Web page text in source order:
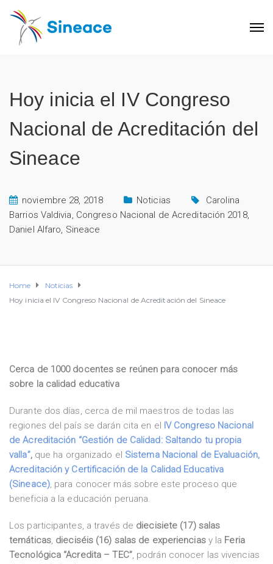
Hoy inicia el IV Congreso
Nacional de Acreditación del
Sineace
noviembre 28, 2018 Noticias
Carolina
Barrios Valdivia, Congreso Nacional de Acreditación 2018,
Daniel Alfaro, Sineace
Home
Noticias
Hoy inicia el IV Congreso Nacional de Acreditación del Sineace
Cerca de 1000 docentes se reúnen para conocer más
sobre la calidad educativa
Durante dos días, cerca de mil maestros de todas las
regiones del país se darán cita en el IV Congreso Nacional
de Acreditación “Gestión de Calidad: Saltando tu propia
valla”, que ha organizado el Sistema Nacional de Evaluación,
Acreditación y Certificación de la Calidad Educativa
(Sineace), para conocer más sobre este proceso que
beneficia a la educación peruana.
Los participantes, a través de diecisiete (17) salas
temáticas, dieciséis (16) salas de experienciasy la Feria
Tecnológica “Acredita – TEC”, podrán conocer las vivencias